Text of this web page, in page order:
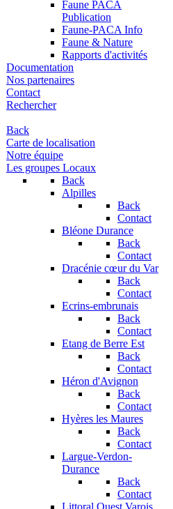
Faune PACA
Publication
Faune-PACA Info
Faune & Nature
Rapports d'activités
Documentation
Nos partenaires
Contact
Rechercher
Back
Carte de localisation
Notre équipe
Les groupes Locaux
Back
Alpilles
Back
Contact
Bléone Durance
Back
Contact
Dracénie cœur du Var
Back
Contact
Ecrins-embrunais
Back
Contact
Etang de Berre Est
Back
Contact
Héron d'Avignon
Back
Contact
Hyères les Maures
Back
Contact
Largue-Verdon-
Durance
Back
Contact
Littoral Ouest Varois